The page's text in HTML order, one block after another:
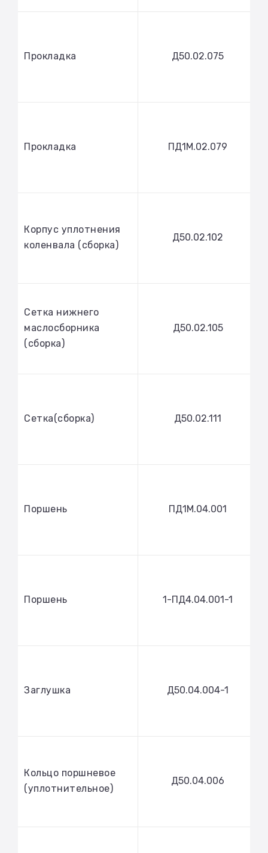
Прокладка Д50.02.075
Прокладка ПД1М.02.079
Корпус уплотнения
коленвала (сборка)
Д50.02.102
Сетка нижнего
маслосборника
(сборка)
Д50.02.105
Сетка(сборка) Д50.02.111
Поршень ПД1М.04.001
Поршень 1-ПД4.04.001-1
Заглушка Д50.04.004-1
Кольцо поршневое
(уплотнительное)
Д50.04.006